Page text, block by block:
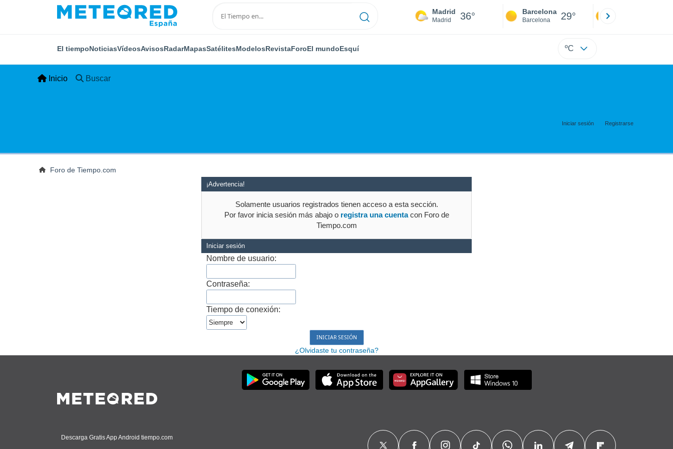
Madrid
Madrid 36° Barcelona
Barcelona 29°
El tiempoNoticiasVídeosAvisosRadarMapasSatélitesModelosRevistaForoEl mundoEsquí ºC
Inicio Buscar
Iniciar sesión Registrarse
Foro de Tiempo.com
¡Advertencia!
Solamente usuarios registrados tienen acceso a esta sección.
Por favor inicia sesión más abajo o registra una cuentacon Foro de
Tiempo.com
Iniciar sesión
Nombre de usuario:
Contraseña:
Tiempo de conexión:
¿Olvidaste tu contraseña?
Descarga Gratis App Android tiempo.com